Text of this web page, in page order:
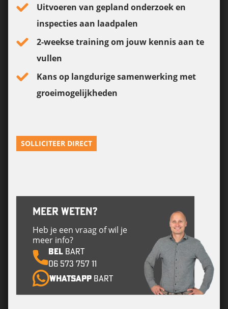
Uitvoeren van gepland onderzoek en
inspecties aan laadpalen
2-weekse training om jouw kennis aan te
vullen
Kans op langdurige samenwerking met
groeimogelijkheden
SOLLICITEER DIRECT
MEER WETEN?
Heb je een vraag of wil je
meer info?
BEL Bart
06 573 757 11
Whatsapp Bart